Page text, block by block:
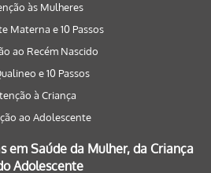
às Mulheres
Materna e 10 Passos
ao Recém Nascido
e 10 Passos
à Criança
ao Adolescente
em Saúde da Mulher, da Criança
Adolescente